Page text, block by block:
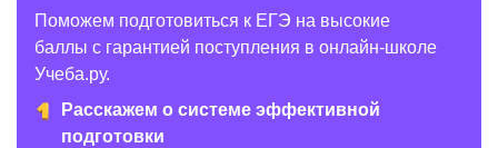
Поможем подготовиться к ЕГЭ на высокие
баллы с гарантией поступления в онлайн-школе
Учеба.ру.
Расскажем о системе эффективной
подготовки